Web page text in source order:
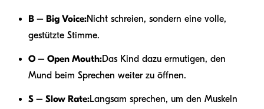
B – Big Voice:Nicht schreien, sondern eine volle,
gestützte Stimme.
O – Open Mouth:Das Kind dazu ermutigen, den
Mund beim Sprechen weiter zu öffnen.
S – Slow Rate:Langsam sprechen, um den Muskeln